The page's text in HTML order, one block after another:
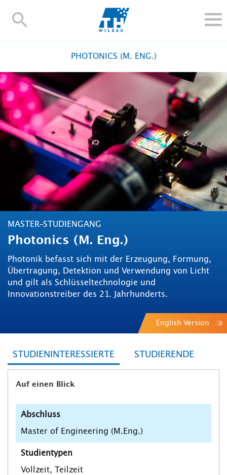
TH-
FORSCHUNG UND TRANSFER
ALUMNI
HOCHSCHULE
INTERNATIONAL
BESCHÄFTIGTE
Kontakt und Anfahrt Webmail Moodle
TH Online-Portal Personensuche English
PHOTONICS (M. ENG.)
MASTER-STUDIENGANG
Photonics (M. Eng.)
Photonik befasst sich mit der Erzeugung, Formung,
Übertragung, Detektion und Verwendung von Licht
und gilt als Schlüsseltechnologie und
Innovationstreiber des 21. Jahrhunderts.
English Version
STUDIENINTERESSIERTE STUDIERENDE
Auf einen Blick
Abschluss
Master of Engineering (M.Eng.)
Studientypen
Vollzeit, Teilzeit